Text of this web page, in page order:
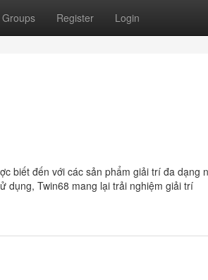
Groups Register Login
biết đến với các sản phẩm giải trí đa dạng
dụng, Twin68 mang lại trải nghiệm giải trí